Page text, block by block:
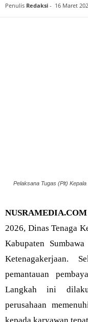
Penulis Redaksi - 16 Maret
Pelaksana Tugas (Plt)
NUSRAMEDIA.COM
2026, Dinas Tenaga
Kabupaten
Ketenagakerjaan.
pemantauan
Langkah ini
perusahaan